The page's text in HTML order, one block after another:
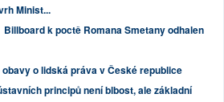
Minist...
Billboard k poctě Romana Smetany odhalen
obavy o lidská práva v České republice
principů není blbost, ale základní